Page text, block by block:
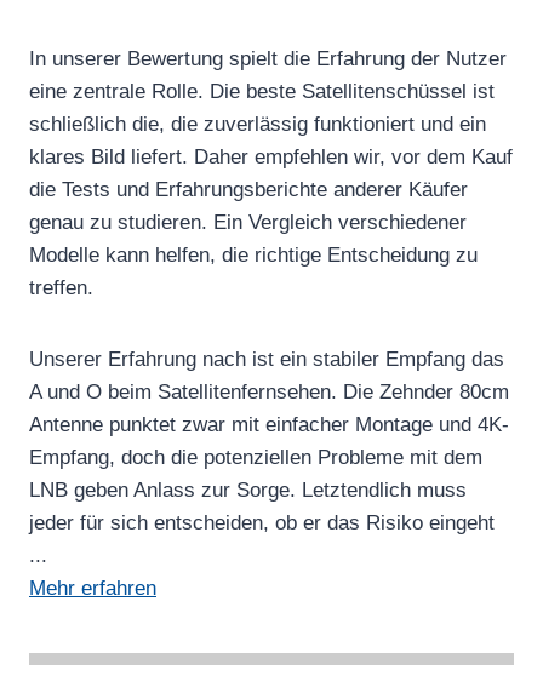
In unserer Bewertung spielt die Erfahrung der Nutzer
eine zentrale Rolle. Die beste Satellitenschüssel ist
schließlich die, die zuverlässig funktioniert und ein
klares Bild liefert. Daher empfehlen wir, vor dem Kauf
die Tests und Erfahrungsberichte anderer Käufer
genau zu studieren. Ein Vergleich verschiedener
Modelle kann helfen, die richtige Entscheidung zu
treffen.
Unserer Erfahrung nach ist ein stabiler Empfang das
A und O beim Satellitenfernsehen. Die Zehnder 80cm
Antenne punktet zwar mit einfacher Montage und 4K-
Empfang, doch die potenziellen Probleme mit dem
LNB geben Anlass zur Sorge. Letztendlich muss
jeder für sich entscheiden, ob er das Risiko eingeht
...
Mehr erfahren